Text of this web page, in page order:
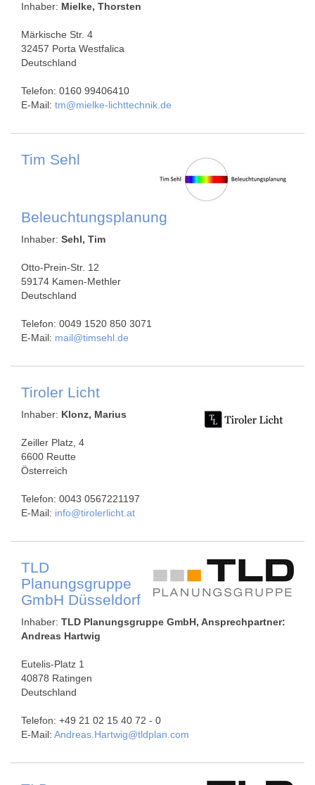
Inhaber: Mielke, Thorsten
Märkische Str. 4
32457 Porta Westfalica
Deutschland
Telefon: 0160 99406410
E-Mail: tm@mielke-lichttechnik.de
Tim Sehl
Beleuchtungsplanung
Inhaber: Sehl, Tim
Otto-Prein-Str. 12
59174 Kamen-Methler
Deutschland
Telefon: 0049 1520 850 3071
E-Mail: mail@timsehl.de
Tiroler Licht
Inhaber: Klonz, Marius
Zeiller Platz, 4
6600 Reutte
Österreich
Telefon: 0043 0567221197
E-Mail: info@tirolerlicht.at
TLD
Planungsgruppe
GmbH Düsseldorf
Inhaber: TLD Planungsgruppe GmbH, Ansprechpartner:
Andreas Hartwig
Eutelis-Platz 1
40878 Ratingen
Deutschland
Telefon: +49 21 02 15 40 72 - 0
E-Mail: Andreas.Hartwig@tldplan.com